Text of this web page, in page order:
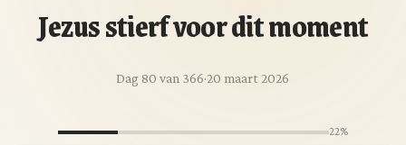
Jezus stierf voor dit moment
Dag 80 van 366·20 maart 2026
22%